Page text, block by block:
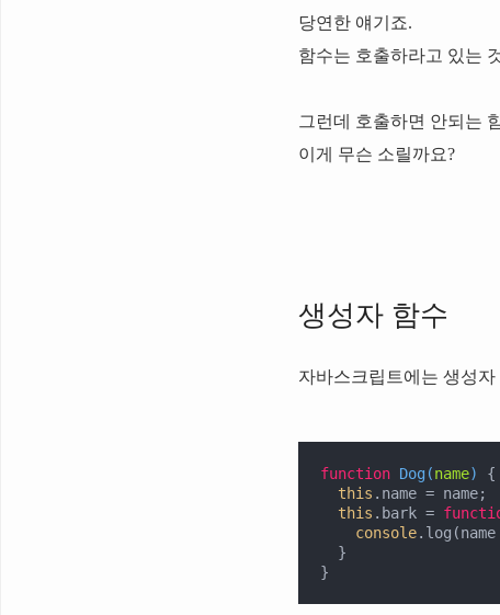
당연한 얘기죠.
함수는 호출하라고 있는
그런데 호출하면 안되는
이게 무슨 소릴까요?
생성자 함수
자바스크립트에는 생성
function Dog (name) {
this .name = name;
this .bark =
console
  }
}